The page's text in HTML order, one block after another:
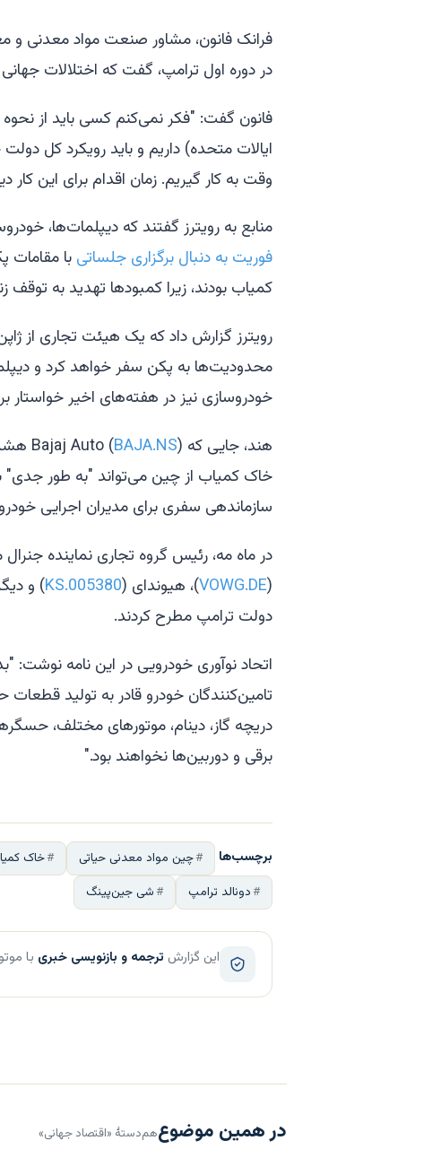
فرانک فانون، مشاور صنعت مواد معدنی و
در دوره اول ترامپ، گفت که اختلالات
فانون گفت: "فکر نمی‌کنم کسی باید از
ایالات متحده) داریم و باید رویکرد کل
وقت به کار گیریم. زمان اقدام برای این کار
منابع به رویترز گفتند که دیپلمات‌ها،
فوریت به دنبال برگزاری جلساتی با مقامات
کمیاب بودند، زیرا کمبودها تهدید به
رویترز گزارش داد که یک هیئت تجاری از ژاپن
محدودیت‌ها به پکن سفر خواهد کرد و
خودروسازی نیز در هفته‌های اخیر خواستار
هند، جایی که Bajaj Auto ( BAJA.NS
)
خاک کمیاب از چین می‌تواند "به طور جدی" بر
سازماندهی سفری برای مدیران اجرایی
در ماه مه، رئیس گروه تجاری نماینده جنرال
(
VOWG.DE)، هیوندای (005380.KS ) و
دولت ترامپ مطرح کردند.
اتحاد نوآوری خودرویی در این نامه نوشت:
تامین‌کنندگان خودرو قادر به تولید
دریچه گاز، دینام، موتورهای مختلف،
برقی و دوربین‌ها نخواهند بود."
برچسب‌ها چین مواد معدنی حیاتی خاک
دونالد ترامپ
شی جین‌پینگ
این گزارش ترجمه و بازنویسی خبری با
در همین موضوعهم‌دستهٔ «اقتصاد جهانی»